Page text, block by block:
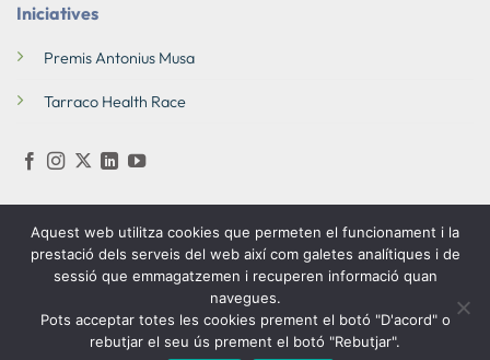
Iniciatives
Premis Antonius Musa
Tarraco Health Race
© 2026 Fundació Antonius Musa Politica de privacitat
Politica de cookies
Aquest web utilitza cookies que permeten el funcionament i la
prestació dels serveis del web així com galetes analítiques i de
sessió que emmagatzemen i recuperen informació quan
navegues.
Pots acceptar totes les cookies prement el botó "D'acord" o
rebutjar el seu ús prement el botó "Rebutjar".